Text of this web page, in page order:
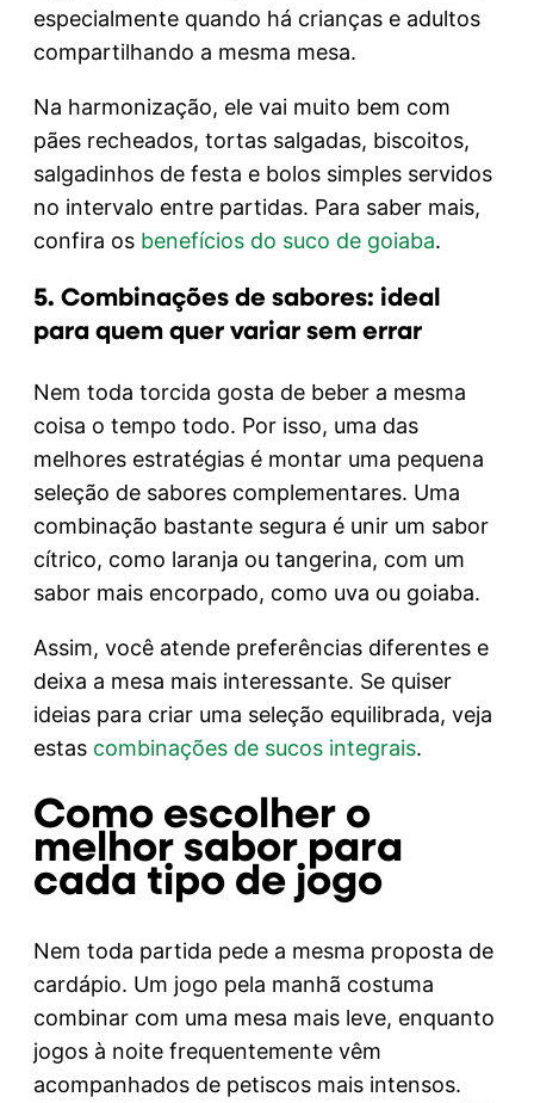
especialmente quando há crianças e adultos
compartilhando a mesma mesa.
Na harmonização, ele vai muito bem com
pães recheados, tortas salgadas, biscoitos,
salgadinhos de festa e bolos simples servidos
no intervalo entre partidas. Para saber mais,
confira os benefícios do suco de goiaba.
5. Combinações de sabores: ideal
para quem quer variar sem errar
Nem toda torcida gosta de beber a mesma
coisa o tempo todo. Por isso, uma das
melhores estratégias é montar uma pequena
seleção de sabores complementares. Uma
combinação bastante segura é unir um sabor
cítrico, como laranja ou tangerina, com um
sabor mais encorpado, como uva ou goiaba.
Assim, você atende preferências diferentes e
deixa a mesa mais interessante. Se quiser
ideias para criar uma seleção equilibrada, veja
estas combinações de sucos integrais.
Como escolher o
melhor sabor para
cada tipo de jogo
Nem toda partida pede a mesma proposta de
cardápio. Um jogo pela manhã costuma
combinar com uma mesa mais leve, enquanto
jogos à noite frequentemente vêm
acompanhados de petiscos mais intensos.